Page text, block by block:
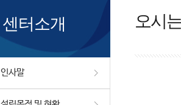
센터소개
인사말
오시